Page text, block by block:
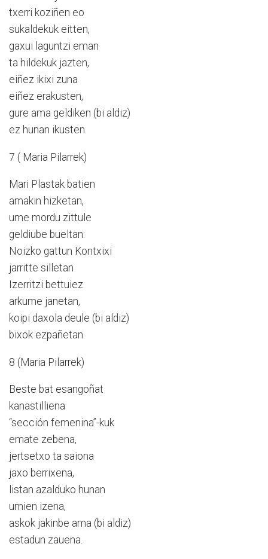
txerri koziñen eo
sukaldekuk eitten,
gaxui laguntzi eman
ta hildekuk jazten,
eiñez ikixi zuna
eiñez erakusten,
gure ama geldiken (bi aldiz)
ez hunan ikusten.
7 ( Maria Pilarrek)
Mari Plastak batien
amakin hizketan,
ume mordu zittule
geldiube bueltan:
Noizko gattun Kontxixi
jarritte silletan
Izerritzi bettuiez
arkume janetan,
koipi daxola deule (bi aldiz)
bixok ezpañetan.
8 (Maria Pilarrek)
Beste bat esangoñat
kanastilliena
“sección femenina”-kuk
emate zebena,
jertsetxo ta saiona
jaxo berrixena,
listan azalduko hunan
umien izena,
askok jakinbe ama (bi aldiz)
estadun zauena.